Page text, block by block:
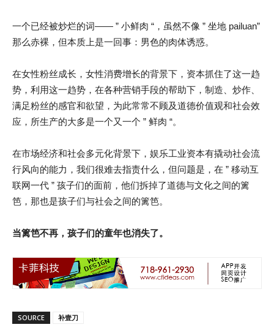
一个已经被炒烂的词—— ” 小鲜肉 “，虽然不像 ” 坐地 pailuan”
那么赤裸，但本质上是一回事：男色的肉体诱惑。
在女性粉丝成长，女性消费增长的背景下，资本抓住了这一趋
势，利用这一趋势，在各种营销手段的帮助下，制造、炒作、
满足粉丝的感官和欲望，为此常常不顾及道德价值观和社会效
应，所生产的大多是一个又一个 ” 鲜肉 “。
在市场经济和社会多元化背景下，娱乐工业资本有撬动社会流
行风向的能力，我们很难去指责什么，但问题是，在 ” 移动互
联网一代 ” 孩子们的面前，他们拆掉了道德与文化之间的篱
笆，那也是孩子们与社会之间的篱笆。
当篱笆不再，孩子们的童年也消失了。
SOURCE 补壹刀